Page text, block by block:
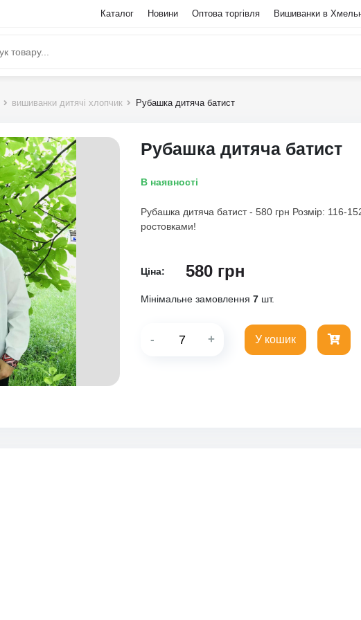
Каталог Новини Оптова торгівля Вишиванки в
вишиванки дитячі хлопчик Рубашка дитяча батист
Рубашка дитяча батист
В наявності
Рубашка дитяча батист - 580 грн Розмір: 116-
ростовками!
Ціна: 580 грн
Мінімальне замовлення 7шт.
- + У кошик